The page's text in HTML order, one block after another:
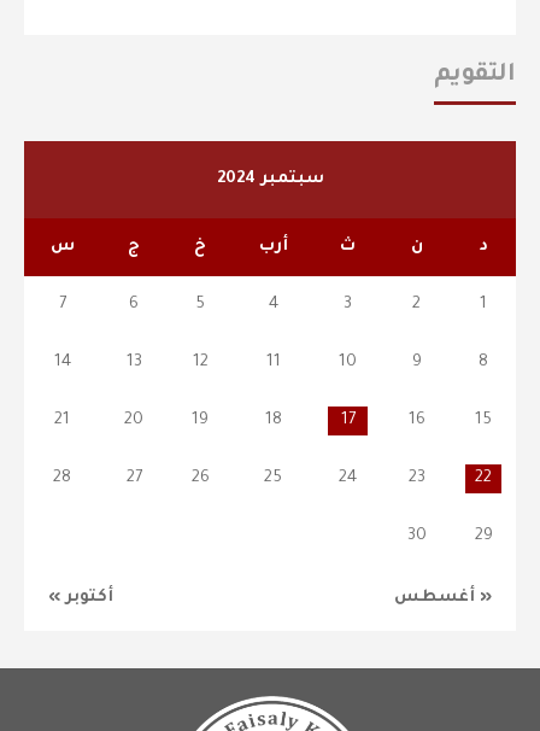
التقويم
سبتمبر 2024
د ن ث أرب خ ج س
« أغسطس أكتوبر »
1
2
3
4
5
6
7
8
9
10
11
12
13
14
15
16
17
18
19
20
21
22
23
24
25
26
27
28
29
30